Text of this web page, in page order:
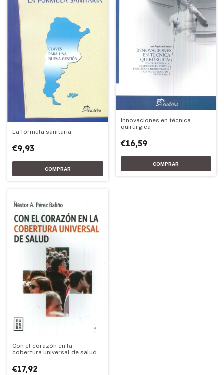
La fórmula sanitaria
€9,93
Innovaciones en técnica
quirúrgica
€16,59
Con el corazón en la
cobertura universal de salud
€17,92